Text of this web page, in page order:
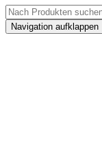
Navigation aufklappen